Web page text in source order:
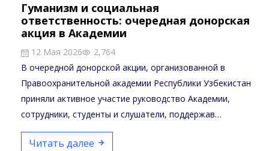
Гуманизм и социальная
ответственность: очередная донорская
акция в Академии
12 Мая 2026
2,764
В очередной донорской акции, организованной в
Правоохранительной академии Республики Узбекистан
приняли активное участие руководство Академии,
сотрудники, студенты и слушатели, поддержав
благородную…
Читать далее